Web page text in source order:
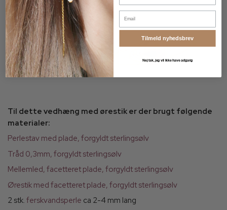
Til dette vedhæng med ørestik er der brugt følgende
materialer:
Perlestav med plade, forgyldt sterlingsølv
Tråd 0,3mm, forgyldt sterlingsølv
Mellemled, facetteret plade, forgyldt sterlingsølv
Ørestik med facetteret plade, forgyldt sterlingsølv
2 stk. ferskvandsperle ca 2-4 mm lang
Email
Tilmeld nyhedsbrev
Nej tak, jeg vil ikke have adgang